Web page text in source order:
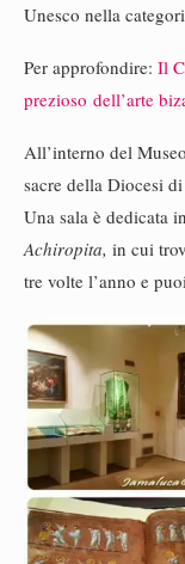
Unesco nella
Per approfondire: Il
prezioso dell’arte
All’interno del
sacre della Diocesi
Una sala è dedicata
Achiropita, in cui
tre volte l’anno e